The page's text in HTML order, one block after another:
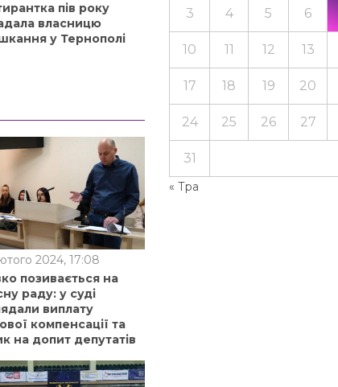
пів року
власницю
у Тернополі
2024, 17:08
позивається на
раду: у суді
виплату
компенсації та
на допит депутатів
« Тра
3 4 5 6
10 11 12 13
17 18 19 20
24 25 26 27
31